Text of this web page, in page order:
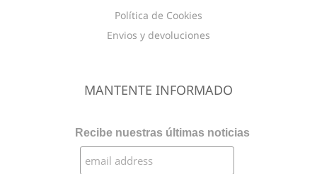
Política de Cookies
Envios y devoluciones
MANTENTE INFORMADO
Recibe nuestras últimas noticias